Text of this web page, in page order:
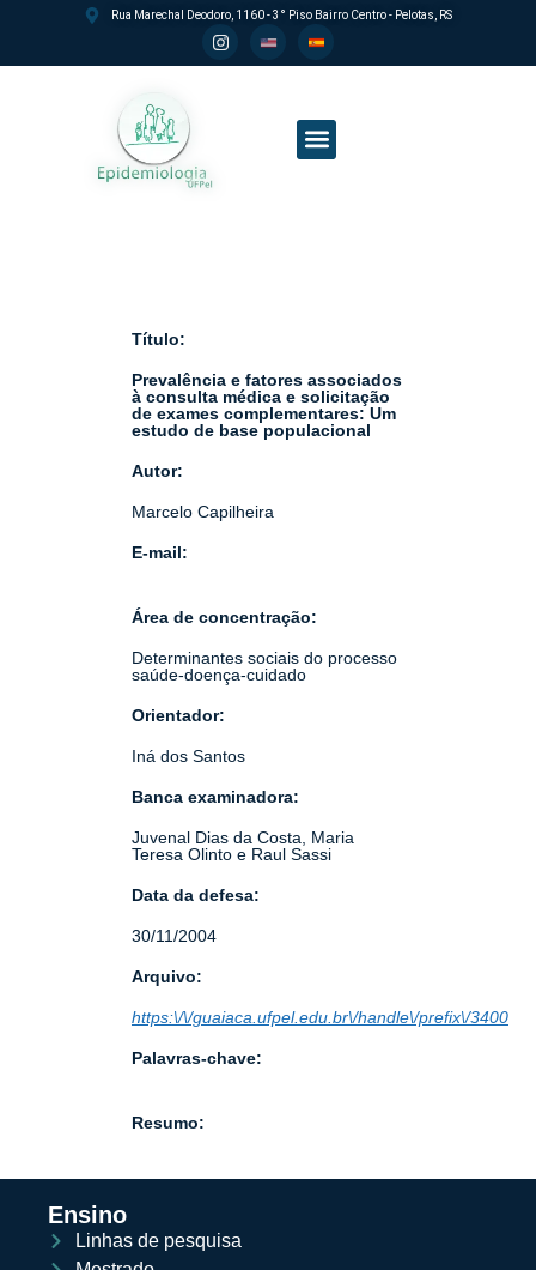
Rua Marechal Deodoro, 1160 - 3° Piso Bairro Centro - Pelotas, RS
Título:
Prevalência e fatores associados
à consulta médica e solicitação
de exames complementares: Um
estudo de base populacional
Autor:
Marcelo Capilheira
E-mail:
Área de concentração:
Determinantes sociais do processo
saúde-doença-cuidado
Orientador:
Iná dos Santos
Banca examinadora:
Juvenal Dias da Costa, Maria
Teresa Olinto e Raul Sassi
Data da defesa:
30/11/2004
Arquivo:
https:\/\/guaiaca.ufpel.edu.br\/handle\/prefix\/3400
Palavras-chave:
Resumo:
Ensino
Linhas de pesquisa